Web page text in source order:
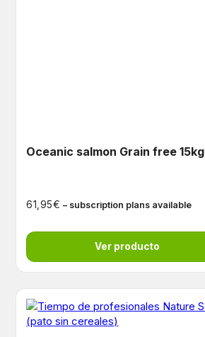
Oceanic salmon Grain free 15kg
61,95€ – subscription plans available
Ver producto